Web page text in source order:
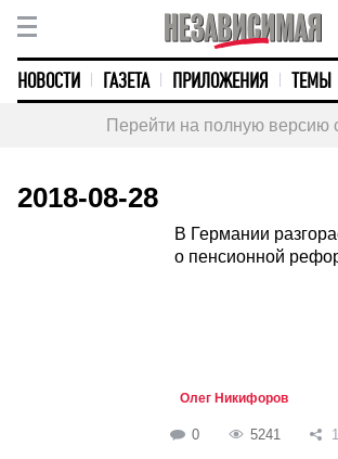
НОВОСТИ ГАЗЕТА ПРИЛОЖЕНИЯ ТЕМЫ
Перейти на полную версию
2018-08-28
В Германии
о пенсионной
Олег Никифоров
0 5241